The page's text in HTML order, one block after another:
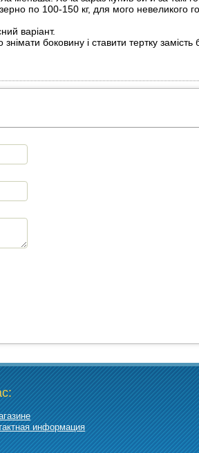
по 100-150 кг, для мого невеликого
варіант.
боковину і ставити тертку
информация